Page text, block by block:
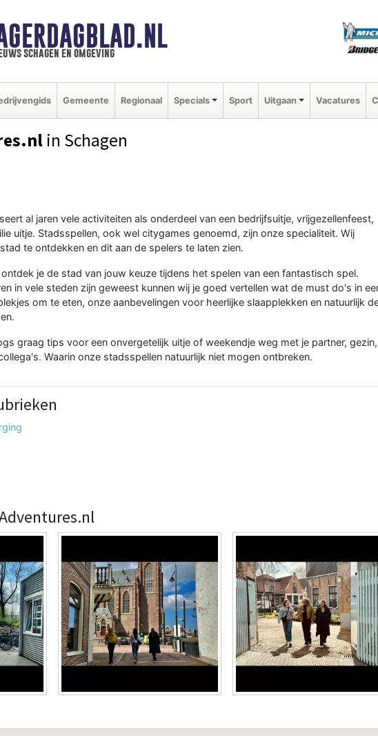
schagen en omgeving
Gemeente Regionaal Specials Sport Uitgaan Vacatures
in Schagen
al jaren vele activiteiten als onderdeel van een bedrijfsuitje, vrijgezellenfeest,
uitje. Stadsspellen, ook wel citygames genoemd, zijn onze specialiteit. Wij
te ontdekken en dit aan de spelers te laten zien.
je de stad van jouw keuze tijdens het spelen van een fantastisch spel.
in vele steden zijn geweest kunnen wij je goed vertellen wat de must do's in
om te eten, onze aanbevelingen voor heerlijke slaapplekken en natuurlijk
graag tips voor een onvergetelijk uitje of weekendje weg met je partner, gezin,
Waarin onze stadsspellen natuurlijk niet mogen ontbreken.